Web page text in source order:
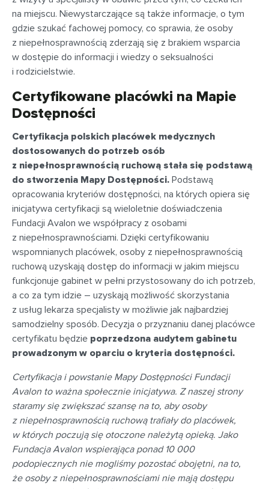
na miejscu. Niewystarczające są także informacje, o tym
gdzie szukać fachowej pomocy, co sprawia, że osoby
z niepełnosprawnością zderzają się z brakiem wsparcia
w dostępie do informacji i wiedzy o seksualności
i rodzicielstwie.
Certyfikowane placówki na Mapie
Dostępności
Certyfikacja polskich placówek medycznych
dostosowanych do potrzeb osób
z niepełnosprawnością ruchową stała się podstawą
do stworzenia Mapy Dostępności. Podstawą
opracowania kryteriów dostępności, na których opiera się
inicjatywa certyfikacji są wieloletnie doświadczenia
Fundacji Avalon we współpracy z osobami
z niepełnosprawnościami. Dzięki certyfikowaniu
wspomnianych placówek, osoby z niepełnosprawnością
ruchową uzyskają dostęp do informacji w jakim miejscu
funkcjonuje gabinet w pełni przystosowany do ich potrzeb,
a co za tym idzie – uzyskają możliwość skorzystania
z usług lekarza specjalisty w możliwie jak najbardziej
samodzielny sposób. Decyzja o przyznaniu danej placówce
certyfikatu będzie poprzedzona audytem gabinetu
prowadzonym w oparciu o kryteria dostępności.
Certyfikacja i powstanie Mapy Dostępności Fundacji
Avalon to ważna społecznie inicjatywa. Z naszej strony
staramy się zwiększać szansę na to, aby osoby
z niepełnosprawnością ruchową trafiały do placówek,
w których poczują się otoczone należytą opieką. Jako
Fundacja Avalon wspierająca ponad 10 000
podopiecznych nie mogliśmy pozostać obojętni, na to,
że osoby z niepełnosprawnościami nie mają dostępu